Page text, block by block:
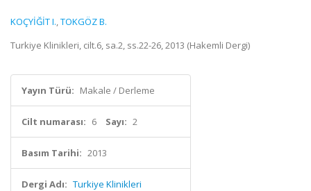
KOÇYİĞİT I.,TOKGÖZ B.
Turkiye Klinikleri, cilt.6, sa.2, ss.22-26, 2013 (Hakemli Dergi)
Yayın Türü: Makale / Derleme
Cilt numarası: 6 Sayı: 2
Basım Tarihi: 2013
Dergi Adı: Turkiye Klinikleri